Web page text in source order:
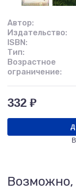
Автор:
Издательство:
ISBN:
Тип:
Возрастное
ограничение:
332 ₽
Возможно,